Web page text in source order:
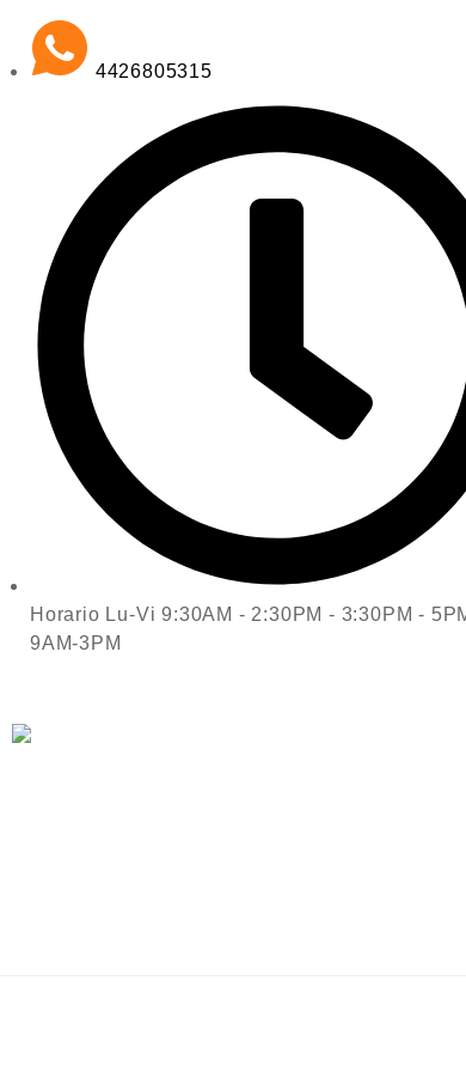
4426805315
Horario Lu-Vi 9:30AM - 2:30PM - 3:30PM -
9AM-3PM